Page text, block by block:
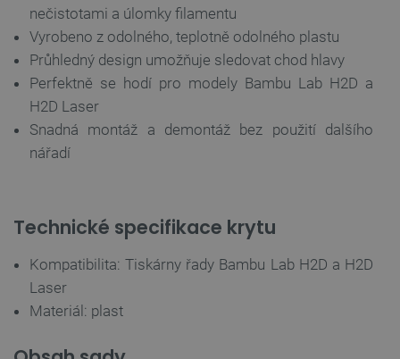
nečistotami a úlomky filamentu
Vyrobeno z odolného, teplotně odolného plastu
Průhledný design umožňuje sledovat chod hlavy
Perfektně se hodí pro modely Bambu Lab H2D a
H2D Laser
Snadná montáž a demontáž bez použití dalšího
nářadí
Technické specifikace krytu
Kompatibilita: Tiskárny řady Bambu Lab H2D a H2D
Laser
Materiál: plast
FUNKČNÍ SOUBORY
Nezbytně nutné soubory Výkonové soubory
Poskytovatel
udid .botland.cz
4 týdny 2